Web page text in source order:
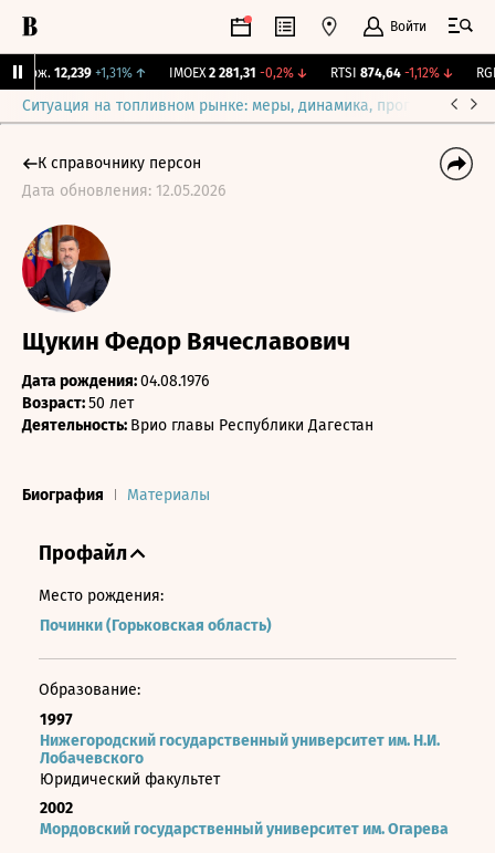
Войти
Бирж. 12,239 +1,31% ↑ IMOEX 2 281,31 -0,2%↓ RTSI 874,64 -1,12%↓ RGBI
Ситуация на топливном рынке: меры, динамика, прогнозы
К справочнику персон
Дата обновления: 12.05.2026
Щукин Федор Вячеславович
Дата рождения:04.08.1976
Возраст:50 лет
Деятельность: Врио главы Республики Дагестан
Биография Материалы
Профайл
Место рождения:
Починки (Горьковская область)
Образование:
1997
Нижегородский государственный университет им. Н.И.
Лобачевского
Юридический факультет
2002
Мордовский государственный университет им. Огарева